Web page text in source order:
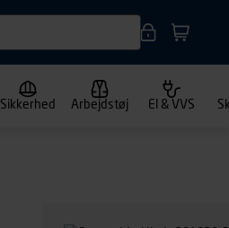
Sikkerhed Arbejdstøj El & VVS